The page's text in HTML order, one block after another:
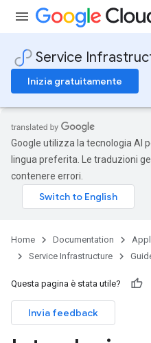
Service
Inizia gratuitamente
Google utilizza la tecnologia AI
lingua preferita. Le traduzioni
contenere errori.
Home Documentation
Service Infrastructure
Questa pagina è stata utile?
Invia feedback